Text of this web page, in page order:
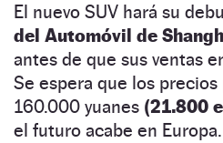
El nuevo SUV hará su
del Automóvil de
antes de que sus ventas
Se espera que los
160.000 yuanes (21.800
el futuro acabe en Europa.